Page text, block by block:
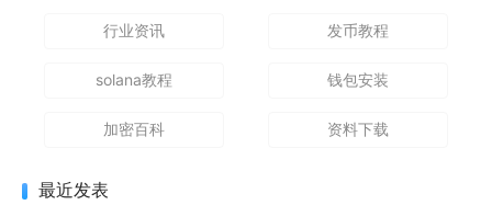
行业资讯 发币教程
solana教程 钱包安装
加密百科 资料下载
最近发表